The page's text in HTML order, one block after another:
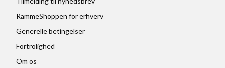
RammeShoppen for erhverv
Generelle betingelser
Fortrolighed
Om os